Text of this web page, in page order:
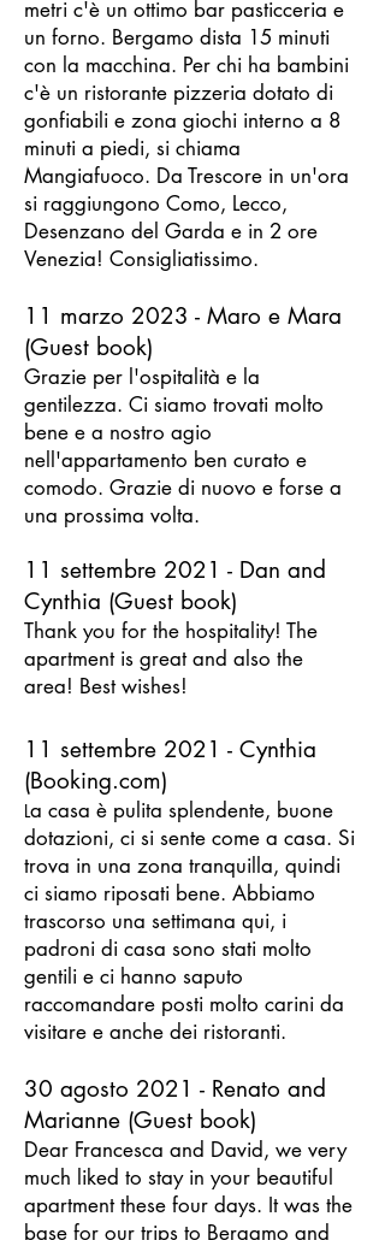
metri c'è un ottimo bar pasticceria e
un forno. Bergamo dista 15 minuti
con la macchina. Per chi ha bambini
c'è un ristorante pizzeria dotato di
gonfiabili e zona giochi interno a 8
minuti a piedi, si chiama
Mangiafuoco. Da Trescore in un'ora
si raggiungono Como, Lecco,
Desenzano del Garda e in 2 ore
Venezia! Consigliatissimo.
11 marzo 2023 - Maro e Mara
(Guest book)
Grazie per l'ospitalità e la
gentilezza. Ci siamo trovati molto
bene e a nostro agio
nell'appartamento ben curato e
comodo. Grazie di nuovo e forse a
una prossima volta.
11 settembre 2021 - Dan and
Cynthia (Guest book)
Thank you for the hospitality! The
apartment is great and also the
area! Best wishes!
11 settembre 2021 - Cynthia
(Booking.com)
La casa è pulita splendente, buone
dotazioni, ci si sente come a casa. Si
trova in una zona tranquilla, quindi
ci siamo riposati bene. Abbiamo
trascorso una settimana qui, i
padroni di casa sono stati molto
gentili e ci hanno saputo
raccomandare posti molto carini da
visitare e anche dei ristoranti.
30 agosto 2021 - Renato and
Marianne (Guest book)
Dear Francesca and David, we very
much liked to stay in your beautiful
apartment these four days. It was the
base for our trips to Bergamo and